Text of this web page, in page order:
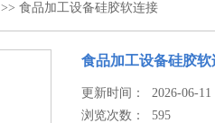
>> 食品加工设备硅胶软连接
食品加工设备硅胶软
更新时间： 2026-06-11
浏览次数：595